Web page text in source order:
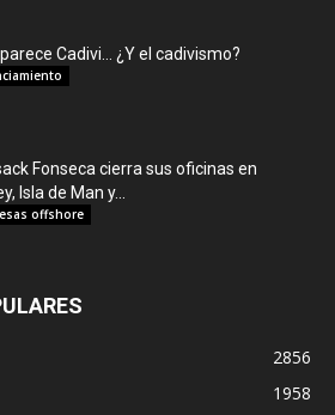
Cadivi… ¿Y el cadivismo?
Fonseca cierra sus oficinas en
Isla de Man y...
offshore
2856
1958